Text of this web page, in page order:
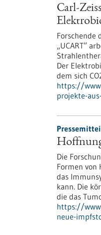
Carl-
Forschende
„UCART”
Der
dem sich
https://
projekte-
Die
Formen von
das
kann. Die
die das
https://
neue-